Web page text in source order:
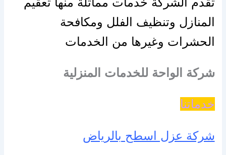
المنازل وتنظيف الفلل ومكافحة
الحشرات وغيرها من الخدمات
شركة الواحة للخدمات المنزلية
خدماتنا
شركة عزل اسطح بالرياض